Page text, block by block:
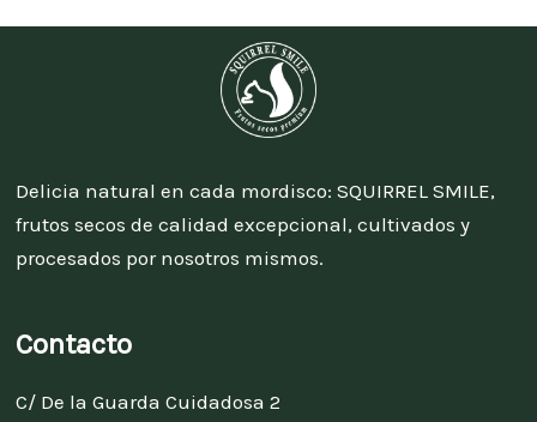
Delicia natural en cada mordisco: SQUIRREL SMILE,
frutos secos de calidad excepcional, cultivados y
procesados por nosotros mismos.
Contacto
C/ De la Guarda Cuidadosa 2